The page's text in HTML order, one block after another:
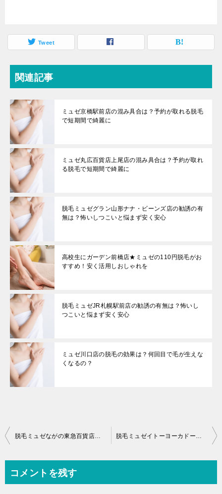
Tweet
関連記事
ミュゼ京橋駅前店の混み具合は？予約が取れる脱毛
で短期間で綺麗に
ミュゼ丸広百貨店上尾店の混み具合は？予約が取れ
る脱毛で短期間で綺麗に
脱毛ミュゼグラン山形ナナ・ビーンズ店の勧誘の有
無は？怖いしつこいと悩まず安く安心
高校生にガーデン前橋店★ミュゼの110円脱毛がお
すすめ！安く活用しおしゃれを
脱毛ミュゼJR札幌駅前店の勧誘の有無は？怖いし
つこいと悩まず安く安心
ミュゼ川口店の脱毛の効果は？何回目で毛が生えな
くなるの？
投
ビ
コメントを残す